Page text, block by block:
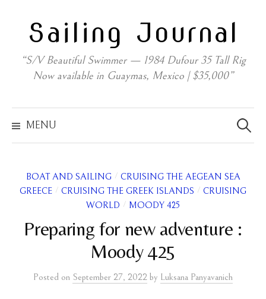
contentSailing Journal
“S/V Beautiful Swimmer — 1984 Dufour 35 Tall Rig
Now available in Guaymas, Mexico | $35,000”
MENU
for:
BOAT AND SAILING / CRUISING THE AEGEAN SEA
GREECE / CRUISING THE GREEK ISLANDS / CRUISING
WORLD / MOODY 425
Preparing for new adventure :
Moody 425
Posted on September 27, 2022 by Luksana Panyavanich